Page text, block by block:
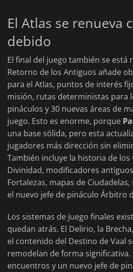
El Atlas se renueva
debido
El final del juego también se está
Retorno de los Antiguos añade
para el Atlas, puntos de interés
misión, rutas deterministas para
pináculos y 30 nuevas áreas de
juego. Esto es enorme, porque
una base sólida, pero esta
jugadores más dirección sin
También incluye la historia de los
Divinidad, modificadores
Fortalezas, mapas de
el nuevo jefe de pináculo Árbitro
Los sistemas de juego finales
quedan atrás. El Delirio, la
el contenido del Destino de Vaal
remodelan de forma
encuentros y un nuevo jefe de